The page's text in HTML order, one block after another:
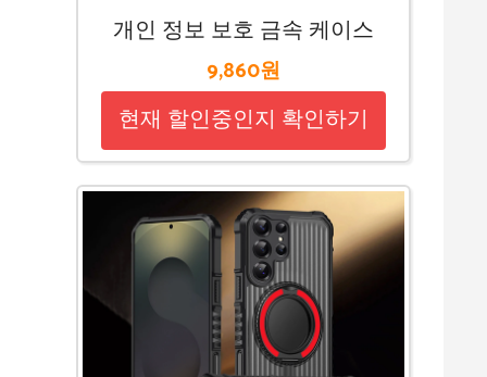
개인 정보 보호 금속 케이스
9,860원
현재 할인중인지 확인하기